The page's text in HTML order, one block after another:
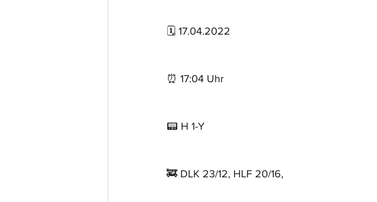
🗓 17.04.2022
⏰ 17:04 Uhr
📟 H 1-Y
🚒 DLK 23/12, HLF 20/16,